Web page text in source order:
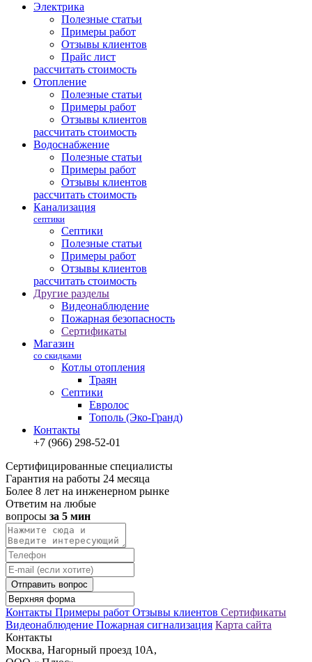
Электрика
Полезные статьи
Примеры работ
Отзывы клиентов
Прайс лист
рассчитать стоимость
Отопление
Полезные статьи
Примеры работ
Отзывы клиентов
рассчитать стоимость
Водоснабжение
Полезные статьи
Примеры работ
Отзывы клиентов
рассчитать стоимость
Канализация
септики
Септики
Полезные статьи
Примеры работ
Отзывы клиентов
рассчитать стоимость
Другие разделы
Видеонаблюдение
Пожарная безопасность
Сертификаты
Магазин
со скидками
Котлы отопления
Траян
Септики
Евролос
Тополь (Эко-Гранд)
Контакты
+7 (966) 298-52-01
Сертифицированные специалисты
Гарантия на работы 24 месяца
Более 8 лет на инженерном рынке
Ответим на любые
вопросы за 5 мин
Отправить вопрос
Контакты Примеры работ Отзывы клиентов Сертификаты
Видеонаблюдение Пожарная сигнализация Карта сайта
Контакты
Москва, Нагорный проезд 10А,